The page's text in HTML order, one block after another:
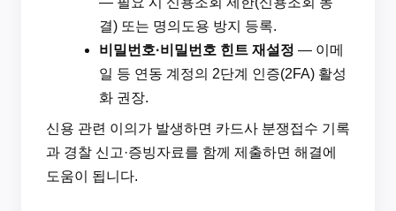
결) 또는 명의도용 방지 등록.
비밀번호·비밀번호 힌트 재설정 — 이메
일 등 연동 계정의 2단계 인증(2FA) 활성
화 권장.
신용 관련 이의가 발생하면 카드사 분쟁접수 기록
과 경찰 신고·증빙자료를 함께 제출하면 해결에
도움이 됩니다.